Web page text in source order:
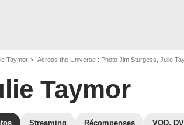
Taymor Across the Universe : Photo Jim Sturgess, Julie
Taymor
Streaming Récompenses VOD,